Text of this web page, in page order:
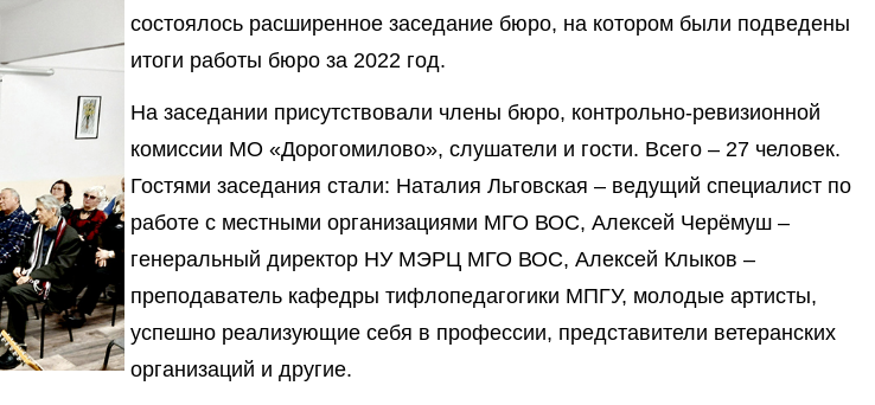
состоялось расширенное заседание бюро, на котором были подведены
итоги работы бюро за 2022 год.
На заседании присутствовали члены бюро, контрольно-ревизионной
комиссии МО «Дорогомилово», слушатели и гости. Всего – 27 человек.
Гостями заседания стали: Наталия Льговская – ведущий специалист по
работе с местными организациями МГО ВОС, Алексей Черёмуш –
генеральный директор НУ МЭРЦ МГО ВОС, Алексей Клыков –
преподаватель кафедры тифлопедагогики МПГУ, молодые артисты,
успешно реализующие себя в профессии, представители ветеранских
организаций и другие.